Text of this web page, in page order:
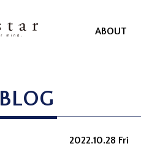
ABOUT
BLOG
2022.10.28 Fri